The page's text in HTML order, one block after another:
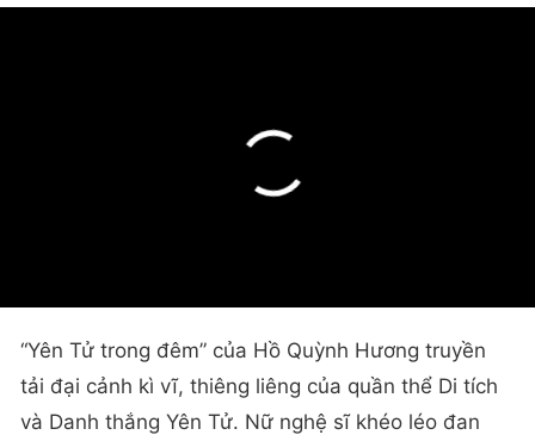
“Yên Tử trong đêm” của Hồ Quỳnh Hương truyền
tải đại cảnh kì vĩ, thiêng liêng của quần thể Di tích
và Danh thắng Yên Tử. Nữ nghệ sĩ khéo léo đan